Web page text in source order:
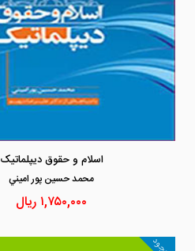
اسلام و حقوق دیپلماتیک
محمد حسين پور اميني
۱,۷۵۰,۰۰۰ ریال